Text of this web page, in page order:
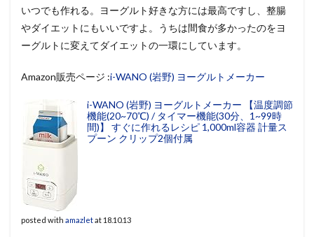
いつでも作れる。ヨーグルト好きな方には最高ですし、整腸
やダイエットにもいいですよ。うちは間食が多かったのをヨ
ーグルトに変えてダイエットの一環にしています。
Amazon販売ページ :i-WANO (岩野) ヨーグルトメーカー
i-WANO (岩野) ヨーグルトメーカー 【温度調節
機能(20~70℃) / タイマー機能(30分、1~99時
間)】 すぐに作れるレシピ 1,000ml容器 計量ス
プーン クリップ2個付属
posted with amazletat 18.10.13